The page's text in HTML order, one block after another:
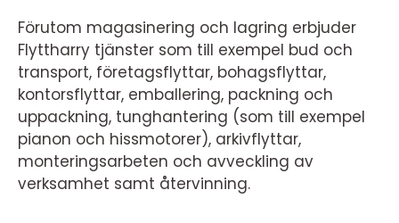
Förutom magasinering och lagring erbjuder
Flyttharry tjänster som till exempel bud och
transport, företagsflyttar, bohagsflyttar,
kontorsflyttar, emballering, packning och
uppackning, tunghantering (som till exempel
pianon och hissmotorer), arkivflyttar,
monteringsarbeten och avveckling av
verksamhet samt återvinning.